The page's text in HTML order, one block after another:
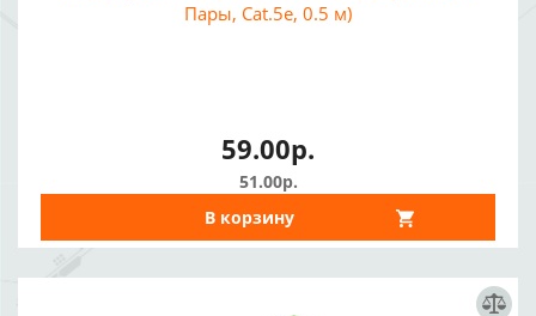
Пары, Cat.5e, 0.5 м)
59.00р.
51.00р.
В корзину